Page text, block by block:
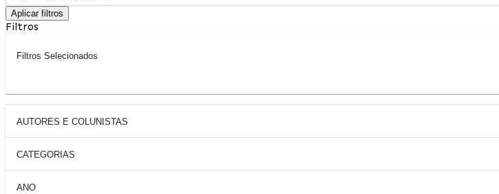
Aplicar filtros
Filtros
Filtros Selecionados
AUTORES E COLUNISTAS
CATEGORIAS
ANO